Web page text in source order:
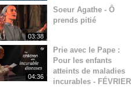
03:38
Soeur Agathe - Ô
prends pitié
04:36
Prie avec le Pape :
Pour les enfants
atteints de maladies
incurables - FÉVRIER